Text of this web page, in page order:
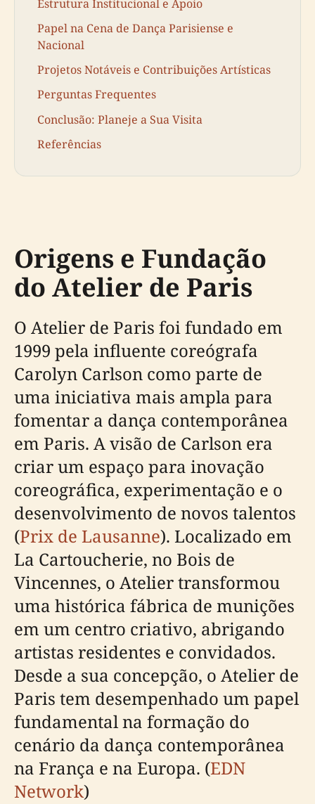
Estrutura Institucional e Apoio
Papel na Cena de Dança Parisiense e
Nacional
Projetos Notáveis e Contribuições Artísticas
Perguntas Frequentes
Conclusão: Planeje a Sua Visita
Referências
Origens e Fundação
do Atelier de Paris
O Atelier de Paris foi fundado em
1999 pela influente coreógrafa
Carolyn Carlson como parte de
uma iniciativa mais ampla para
fomentar a dança contemporânea
em Paris. A visão de Carlson era
criar um espaço para inovação
coreográfica, experimentação e o
desenvolvimento de novos talentos
(Prix de Lausanne). Localizado em
La Cartoucherie, no Bois de
Vincennes, o Atelier transformou
uma histórica fábrica de munições
em um centro criativo, abrigando
artistas residentes e convidados.
Desde a sua concepção, o Atelier de
Paris tem desempenhado um papel
fundamental na formação do
cenário da dança contemporânea
na França e na Europa. (EDN
Network)